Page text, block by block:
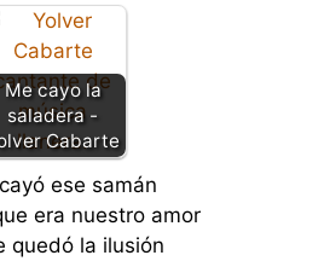
Me cayo la
saladera -
Cabarte
ese samán
era nuestro amor
quedó la ilusión